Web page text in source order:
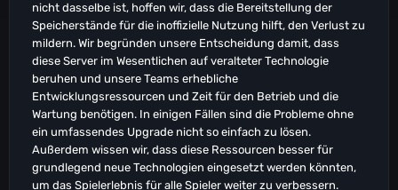
nicht dasselbe ist, hoffen wir, dass die Bereitstellung der
Speicherstände für die inoffizielle Nutzung hilft, den Verlust zu
mildern. Wir begründen unsere Entscheidung damit, dass
diese Server im Wesentlichen auf veralteter Technologie
beruhen und unsere Teams erhebliche
Entwicklungsressourcen und Zeit für den Betrieb und die
Wartung benötigen. In einigen Fällen sind die Probleme ohne
ein umfassendes Upgrade nicht so einfach zu lösen.
Außerdem wissen wir, dass diese Ressourcen besser für
grundlegend neue Technologien eingesetzt werden könnten,
um das Spielerlebnis für alle Spieler weiter zu verbessern.